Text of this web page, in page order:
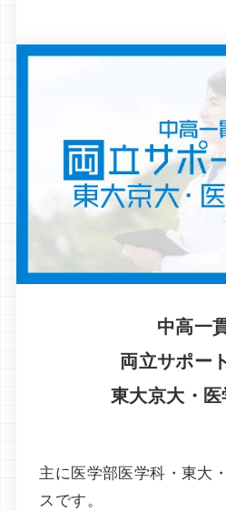
中高一
両立サポー
東大京大・
主に医学部医学科・東大
スです。